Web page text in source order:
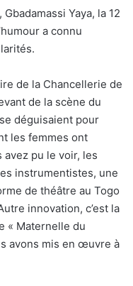
Yaya, la 12
a connu
de la Chancellerie de
de la scène du
déguisaient pour
les femmes ont
pu le voir, les
instrumentistes, une
de théâtre au Togo
innovation, c’est la
« Maternelle du
avons mis en œuvre à